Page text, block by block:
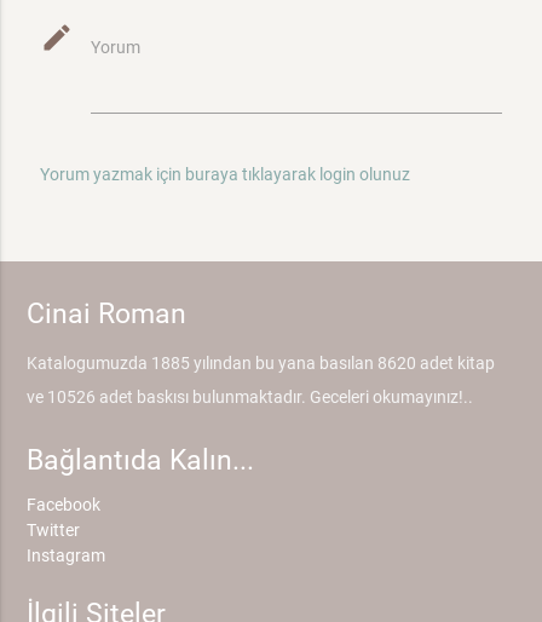
mode_edit Yorum
Yorum yazmak için buraya tıklayarak login olunuz
Cinai Roman
Katalogumuzda 1885 yılından bu yana basılan 8620 adet kitap
ve 10526 adet baskısı bulunmaktadır. Geceleri okumayınız!..
Bağlantıda Kalın...
Facebook
Twitter
Instagram
İlgili Siteler